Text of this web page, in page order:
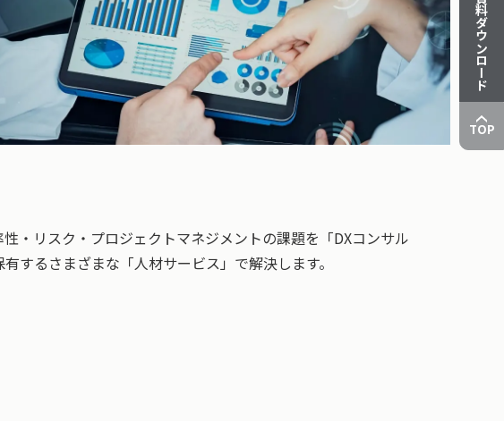
・リスク・プロジェクトマネジメントの課題を「DXコンサル
するさまざまな「人材サービス」で解決します。
資料ダウンロード
TOP